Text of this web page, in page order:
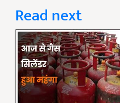
Read next